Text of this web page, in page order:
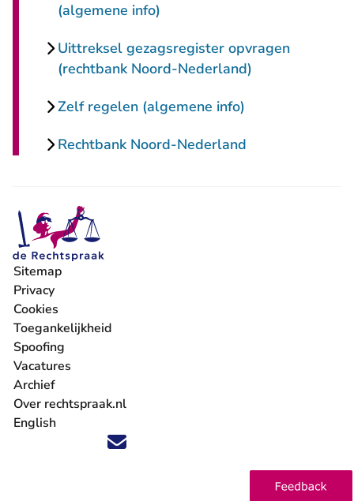
(algemene info)
Uittreksel gezagsregister opvragen
(rechtbank Noord-Nederland)
Zelf regelen (algemene info)
Rechtbank Noord-Nederland
Volg ons op X (Twitter) - U verlaat Rechtspraak.nl
Volg ons op Facebook - U verlaat Rechtspraak.nl
Volg ons op Instagram - U verlaat Rechtspraak.nl
Volg ons op Youtube - U verlaat Rechtspraak.nl
Volg ons op LinkedIn - U verlaat
'Blijf op de hoogte' nieuwsbrief - U verlaat
Sitemap
Privacy
Cookies
Toegankelijkheid
Spoofing
Vacatures
- U verlaat Rechtspraak.nl
Archief
Over rechtspraak.nl
English